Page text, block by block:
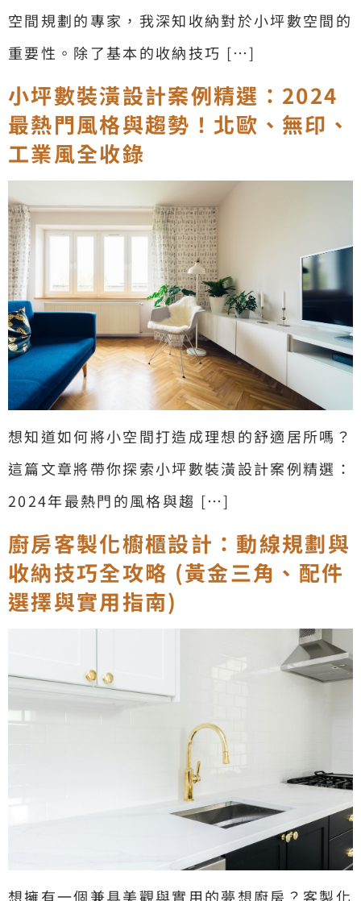
空間規劃的專家，我深知收納對於小坪數空間的
重要性。除了基本的收納技巧 […]
小坪數裝潢設計案例精選：2024
最熱門風格與趨勢！北歐、無印、
工業風全收錄
想知道如何將小空間打造成理想的舒適居所嗎？
這篇文章將帶你探索小坪數裝潢設計案例精選：
2024年最熱門的風格與趨 […]
廚房客製化櫥櫃設計：動線規劃與
收納技巧全攻略 (黃金三角、配件
選擇與實用指南)
想擁有一個兼具美觀與實用的夢想廚房？客製化